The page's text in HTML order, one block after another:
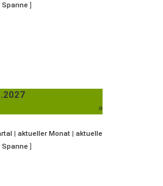
Spanne ]
»
| aktueller Monat | aktuelle
Spanne ]